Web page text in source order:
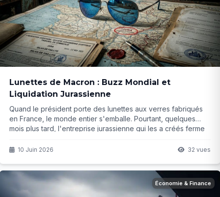
Lunettes de Macron : Buzz Mondial et
Liquidation Jurassienne
Quand le président porte des lunettes aux verres fabriqués
en France, le monde entier s'emballe. Pourtant, quelques
mois plus tard, l'entreprise jurassienne qui les a créés ferme
derrière ce coup de projecteur ?
10 Juin 2026 32 vues
Économie & Finance